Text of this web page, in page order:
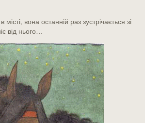
місті, вона останній раз зустрічається зі
від нього…